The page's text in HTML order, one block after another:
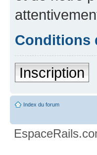
Conditions
Inscription
Index du forum